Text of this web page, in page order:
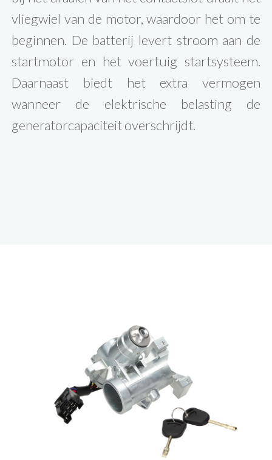
vliegwiel van de motor, waardoor het om te
beginnen. De batterij levert stroom aan de
startmotor en het voertuig startsysteem.
Daarnaast biedt het extra vermogen
wanneer de elektrische belasting de
generatorcapaciteit overschrijdt.